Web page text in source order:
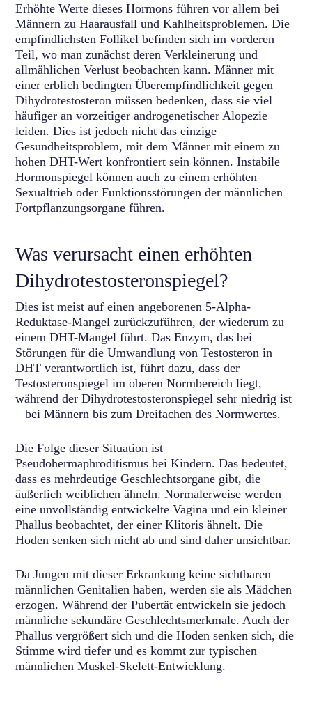
Erhöhte Werte dieses Hormons führen vor allem bei
Männern zu Haarausfall und Kahlheitsproblemen. Die
empfindlichsten Follikel befinden sich im vorderen
Teil, wo man zunächst deren Verkleinerung und
allmählichen Verlust beobachten kann. Männer mit
einer erblich bedingten Überempfindlichkeit gegen
Dihydrotestosteron müssen bedenken, dass sie viel
häufiger an vorzeitiger androgenetischer Alopezie
leiden. Dies ist jedoch nicht das einzige
Gesundheitsproblem, mit dem Männer mit einem zu
hohen DHT-Wert konfrontiert sein können. Instabile
Hormonspiegel können auch zu einem erhöhten
Sexualtrieb oder Funktionsstörungen der männlichen
Fortpflanzungsorgane führen.
Was verursacht einen erhöhten
Dihydrotestosteronspiegel?
Dies ist meist auf einen angeborenen 5-Alpha-
Reduktase-Mangel zurückzuführen, der wiederum zu
einem DHT-Mangel führt. Das Enzym, das bei
Störungen für die Umwandlung von Testosteron in
DHT verantwortlich ist, führt dazu, dass der
Testosteronspiegel im oberen Normbereich liegt,
während der Dihydrotestosteronspiegel sehr niedrig ist
– bei Männern bis zum Dreifachen des Normwertes.
Die Folge dieser Situation ist
Pseudohermaphroditismus bei Kindern. Das bedeutet,
dass es mehrdeutige Geschlechtsorgane gibt, die
äußerlich weiblichen ähneln. Normalerweise werden
eine unvollständig entwickelte Vagina und ein kleiner
Phallus beobachtet, der einer Klitoris ähnelt. Die
Hoden senken sich nicht ab und sind daher unsichtbar.
Da Jungen mit dieser Erkrankung keine sichtbaren
männlichen Genitalien haben, werden sie als Mädchen
erzogen. Während der Pubertät entwickeln sie jedoch
männliche sekundäre Geschlechtsmerkmale. Auch der
Phallus vergrößert sich und die Hoden senken sich, die
Stimme wird tiefer und es kommt zur typischen
männlichen Muskel-Skelett-Entwicklung.